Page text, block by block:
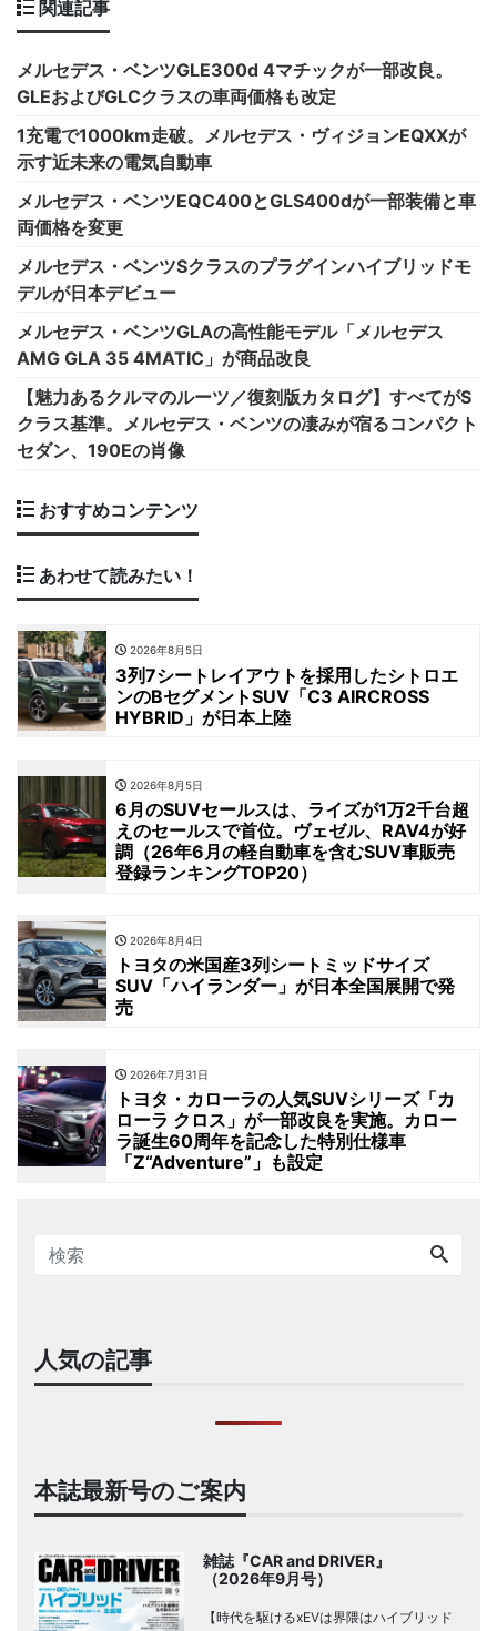
関連記事
メルセデス・ベンツGLE300d 4マチックが一部改良。
GLEおよびGLCクラスの車両価格も改定
1充電で1000km走破。メルセデス・ヴィジョンEQXXが
示す近未来の電気自動車
メルセデス・ベンツEQC400とGLS400dが一部装備と車
両価格を変更
メルセデス・ベンツSクラスのプラグインハイブリッドモ
デルが日本デビュー
メルセデス・ベンツGLAの高性能モデル「メルセデス
AMG GLA 35 4MATIC」が商品改良
【魅力あるクルマのルーツ／復刻版カタログ】すべてがS
クラス基準。メルセデス・ベンツの凄みが宿るコンパクト
セダン、190Eの肖像
おすすめコンテンツ
あわせて読みたい！
2026年8月5日
3列7シートレイアウトを採用したシトロエ
ンのBセグメントSUV「C3 AIRCROSS
HYBRID」が日本上陸
2026年8月5日
6月のSUVセールスは、ライズが1万2千台超
えのセールスで首位。ヴェゼル、RAV4が好
調（26年6月の軽自動車を含むSUV車販売
登録ランキングTOP20）
2026年8月4日
トヨタの米国産3列シートミッドサイズ
SUV「ハイランダー」が日本全国展開で発
売
2026年7月31日
トヨタ・カローラの人気SUVシリーズ「カ
ローラ クロス」が一部改良を実施。カロー
ラ誕生60周年を記念した特別仕様車
「Z“Adventure”」も設定
人気の記事
本誌最新号のご案内
雑誌『CAR and DRIVER』
（2026年9月号）
【時代を駆けるxEVは界隈はハイブリッド